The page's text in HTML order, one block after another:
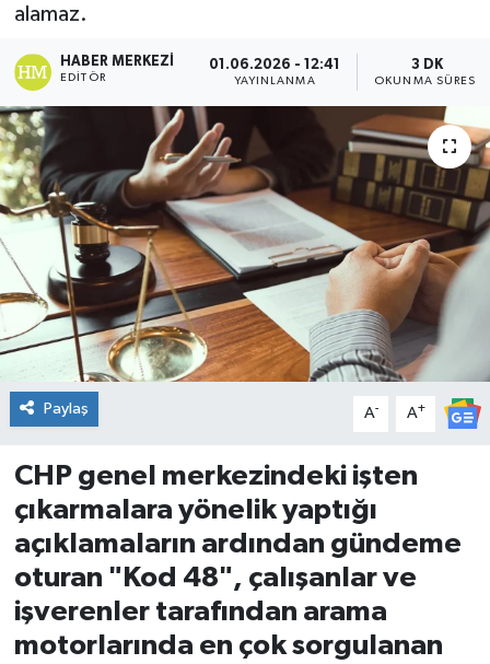
alamaz.
HABER MERKEZI
EDITÖR
01.06.2026 - 12:41
YAYINLANMA
3 DK
OKUNMA SÜRESI
Paylaş A- A+
CHP genel merkezindeki işten
çıkarmalara yönelik yaptığı
açıklamaların ardından gündeme
oturan "Kod 48", çalışanlar ve
işverenler tarafından arama
motorlarında en çok sorgulanan
Dursunbey
Edremit
EĞİTİM
EKONOMİ
Erdek
Gömeç
Gönen
Havran
İvrindi
KENT GÜNDEMİ